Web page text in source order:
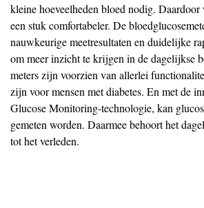
kleine hoeveelheden bloed nodig. Daardoor
een stuk comfortabeler. De
nauwkeurige meetresultaten en duidelijke
om meer inzicht te krijgen in de dagelijkse
meters zijn voorzien van allerlei
zijn voor mensen met diabetes. En met de
Glucose Monitoring-technologie, kan
gemeten worden. Daarmee behoort het
tot het verleden.